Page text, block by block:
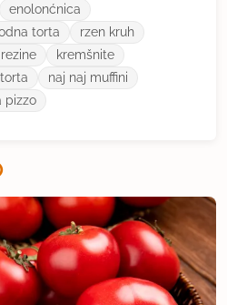
enolonćnica
torta
rzen kruh
kremšnite
naj naj muffini
pizzo